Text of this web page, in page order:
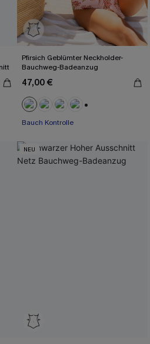
Pfirsich Geblümter Neckholder-
Bauchweg-Badeanzug
47,00 €
Bauch Kontrolle
NEU